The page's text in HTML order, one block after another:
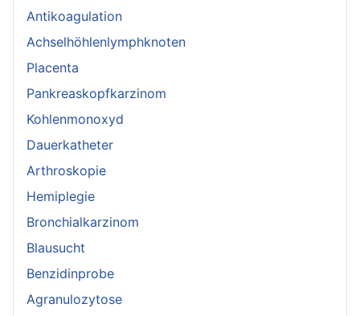
Antikoagulation
Achselhöhlenlymphknoten
Placenta
Pankreaskopfkarzinom
Kohlenmonoxyd
Dauerkatheter
Arthroskopie
Hemiplegie
Bronchialkarzinom
Blausucht
Benzidinprobe
Agranulozytose